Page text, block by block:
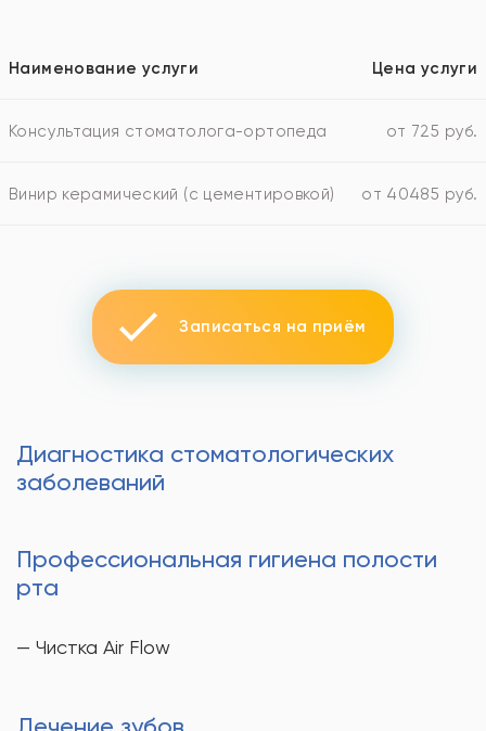
Наименование услуги Цена услуги
Консультация стоматолога-ортопеда от 725 руб.
Винир керамический (с цементировкой) от 40485 руб.
Записаться на приём
Диагностика стоматологических
заболеваний
Профессиональная гигиена полости
рта
— Чистка Air Flow